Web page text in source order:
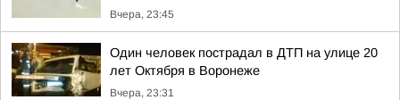
Вчера, 23:45
Один человек пострадал в ДТП на улице 20
лет Октября в Воронеже
Вчера, 23:31